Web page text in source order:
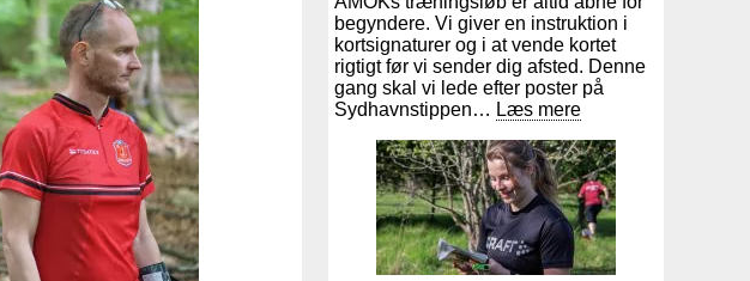
begyndere. Vi giver en instruktion i
kortsignaturer og i at vende kortet
rigtigt før vi sender dig afsted. Denne
gang skal vi lede efter poster på
Sydhavnstippen… Læs mere